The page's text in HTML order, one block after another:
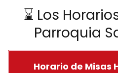
⌛ Los
Parroquia
Horario de Misas